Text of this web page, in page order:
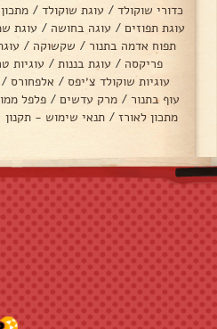
כדורי שוקולד / עוגת שוקולד /
עוגת תפוזים / עוגה בחושה / עוגת
תפוח אדמה בתנור / שקשוקה /
פריקסה / עוגת בננות / עוגיות
עוגיות שוקולד צ׳יפס / אלפחורס /
עוף בתנור / מרק עדשים / פלפל
מתכון לאורז / תנאי שימוש - תקנון